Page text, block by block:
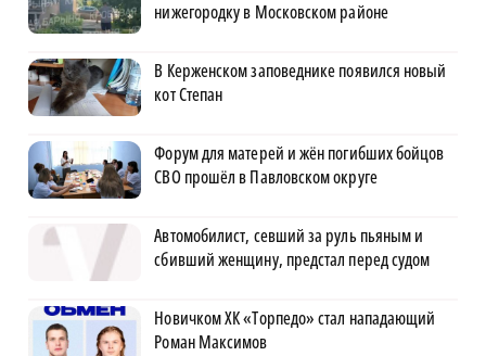
нижегородку в Московском районе
В Керженском заповеднике появился новый
кот Степан
Форум для матерей и жён погибших бойцов
СВО прошёл в Павловском округе
Автомобилист, севший за руль пьяным и
сбивший женщину, предстал перед судом
Новичком ХК «Торпедо» стал нападающий
Роман Максимов